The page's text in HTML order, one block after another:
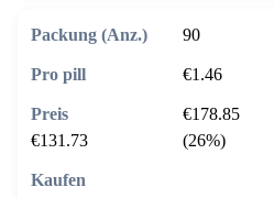
90
€1.46
€178.85
€131.73
(26%)